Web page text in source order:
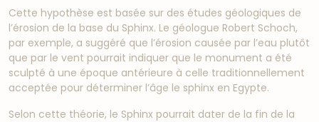
Cette hypothèse est basée sur des études géologiques de
l’érosion de la base du Sphinx. Le géologue Robert Schoch,
par exemple, a suggéré que l’érosion causée par l’eau plutôt
que par le vent pourrait indiquer que le monument a été
sculpté à une époque antérieure à celle traditionnellement
acceptée pour déterminer l’âge le sphinx en Egypte.
Selon cette théorie, le Sphinx pourrait dater de la fin de la